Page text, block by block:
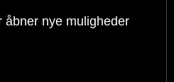
åbner nye muligheder